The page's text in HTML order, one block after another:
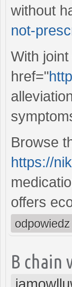
without
not-
With
href="
Browse
https://
offers
odpowiedz
B chain